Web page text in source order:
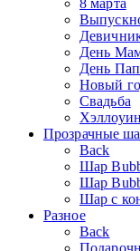
День
День
Новый
Свадьба
Хэллоуин
Прозрачные
Back
Шар
Шар
Шар с
Разное
Back